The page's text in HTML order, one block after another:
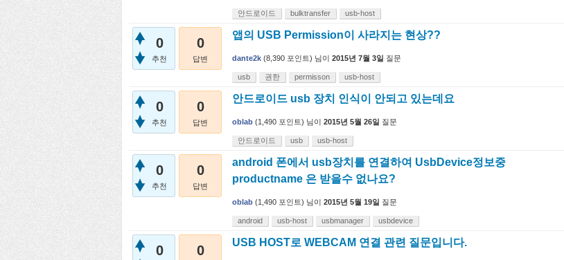
안드로이드 bulktransfer usb-host
0
추천
0
답변
앱의 USB Permission이 사라지는 현상??
dante2k (8,390 포인트) 님이 2015년 7월 3일 질문
usb 권한 permisson usb-host
0
추천
0
답변
안드로이드 usb 장치 인식이 안되고 있는데요
oblab (1,490 포인트) 님이 2015년 5월 26일 질문
안드로이드 usb usb-host
0
추천
0
답변
android 폰에서 usb장치를 연결하여 UsbDevice정보중
productname 은 받을수 없나요?
oblab (1,490 포인트) 님이 2015년 5월 19일 질문
android usb-host usbmanager usbdevice
0 0
USB HOST로 WEBCAM 연결 관련 질문입니다.